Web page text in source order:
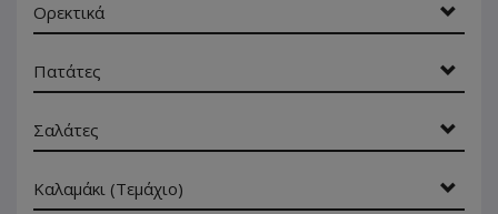
Ορεκτικά
Πατάτες
Σαλάτες
Καλαμάκι (Τεμάχιο)